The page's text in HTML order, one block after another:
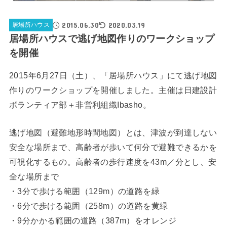
居場所ハウス 2015.06.30 2020.03.19
居場所ハウスで逃げ地図作りのワークショップ
を開催
2015年6月27日（土）、「居場所ハウス」にて逃げ地図
作りのワークショップを開催しました。主催は日建設計
ボランティア部＋非営利組織Ibasho。
逃げ地図（避難地形時間地図）とは、津波が到達しない
安全な場所まで、高齢者が歩いて何分で避難できるかを
可視化するもの。高齢者の歩行速度を43m／分とし、安
全な場所まで
・3分で歩ける範囲（129m）の道路を緑
・6分で歩ける範囲（258m）の道路を黄緑
・9分かかる範囲の道路（387m）をオレンジ